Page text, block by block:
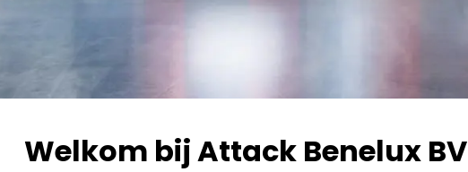
Welkom bij Attack Benelux BV